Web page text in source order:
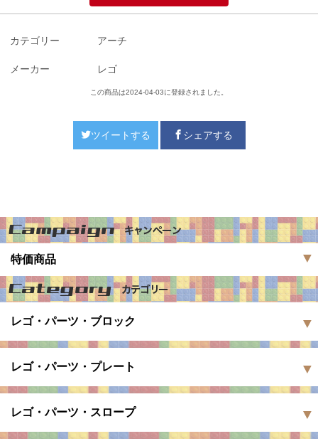
カテゴリー アーチ
メーカー レゴ
この商品は2024-04-03に登録されました。
ツイートする シェアする
特価商品
レゴ・パーツ・ブロック
レゴ・パーツ・プレート
レゴ・パーツ・スロープ